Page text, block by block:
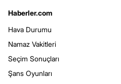
Haberler.com
Hava Durumu
Namaz Vakitleri
Seçim Sonuçları
Şans Oyunları